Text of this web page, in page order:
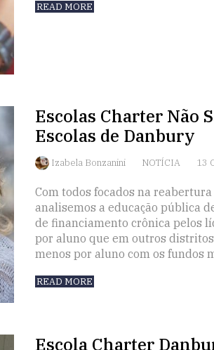
READ MORE
Escolas Charter Não
Escolas de Danbury
Izabela Bonzanini NOTÍCIA 13
Com todos focados na
analisemos a educação pública
de financiamento crônica pelos
por aluno que em outros
menos por aluno com os fundos
READ MORE
Escola Charter